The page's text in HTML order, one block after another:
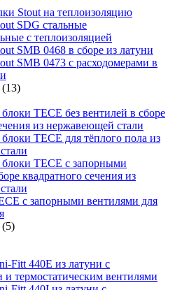
Stout на теплоизоляцию
SDG стальные
с теплоизоляцией
SMB 0468 в сборе из латуни
SMB 0473 с расходомерами в
(13)
TECE без вентилей в сборе
из нержавеющей стали
TECE для тёплого пола из
TECE с запорными
квадратного сечения из
с запорными вентилями для
(5)
Fitt 440E из латуни с
и термостатическим вентилями